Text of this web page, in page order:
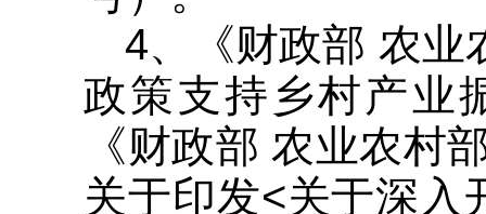
4、《财政部 农业
政策支持乡村产业
《财政部 农业农村
关于印发<关于深入